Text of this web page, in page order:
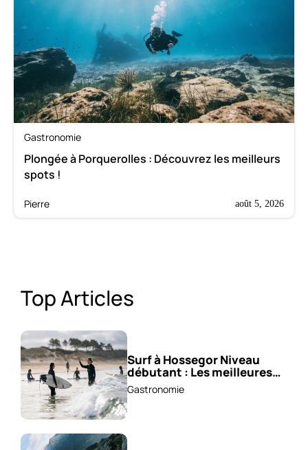
Gastronomie
Plongée à Porquerolles : Découvrez les meilleurs
spots !
Pierre août 5, 2026
Top Articles
Surf à Hossegor Niveau
débutant : Les meilleures
écoles !
Gastronomie